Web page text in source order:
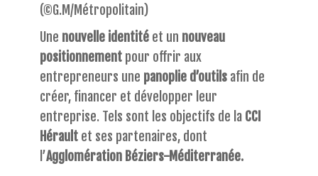
(©G.M/Métropolitain)
Une nouvelle identité et un nouveau
positionnement pour offrir aux
entrepreneurs une panoplie d’outils afin de
créer, financer et développer leur
entreprise. Tels sont les objectifs de la CCI
Hérault et ses partenaires, dont
l’Agglomération Béziers-Méditerranée.